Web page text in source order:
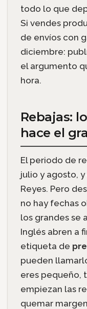
todo lo que
Si vendes
de envíos con
diciembre:
el argumento
hora.
Rebajas:
hace el
El periodo de
julio y agosto,
Reyes. Pero
no hay fechas
los grandes se
Inglés abren a
etiqueta de
pueden
eres pequeño,
empiezan las
quemar